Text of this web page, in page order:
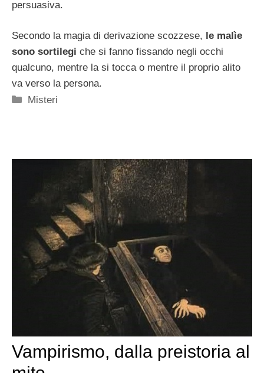
persuasiva.
Secondo la magia di derivazione scozzese, le malìe
sono sortilegi che si fanno fissando negli occhi
qualcuno, mentre la si tocca o mentre il proprio alito
va verso la persona.
Categorie
Misteri
Vampirismo, dalla preistoria al